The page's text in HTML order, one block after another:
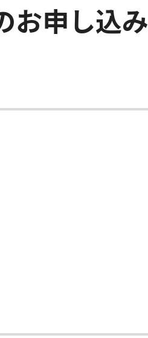
お申し込み